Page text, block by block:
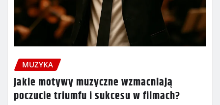
MUZYKA
Jakie motywy muzyczne wzmacniają
poczucie triumfu i sukcesu w filmach?